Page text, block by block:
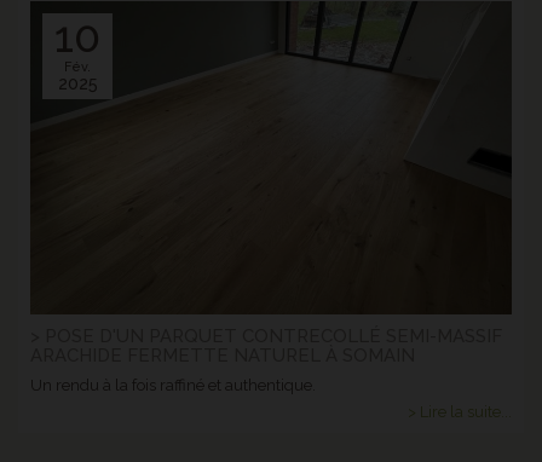
10
Fév.
2025
Un rendu à la fois raffiné et authentique.
> Lire la suite...